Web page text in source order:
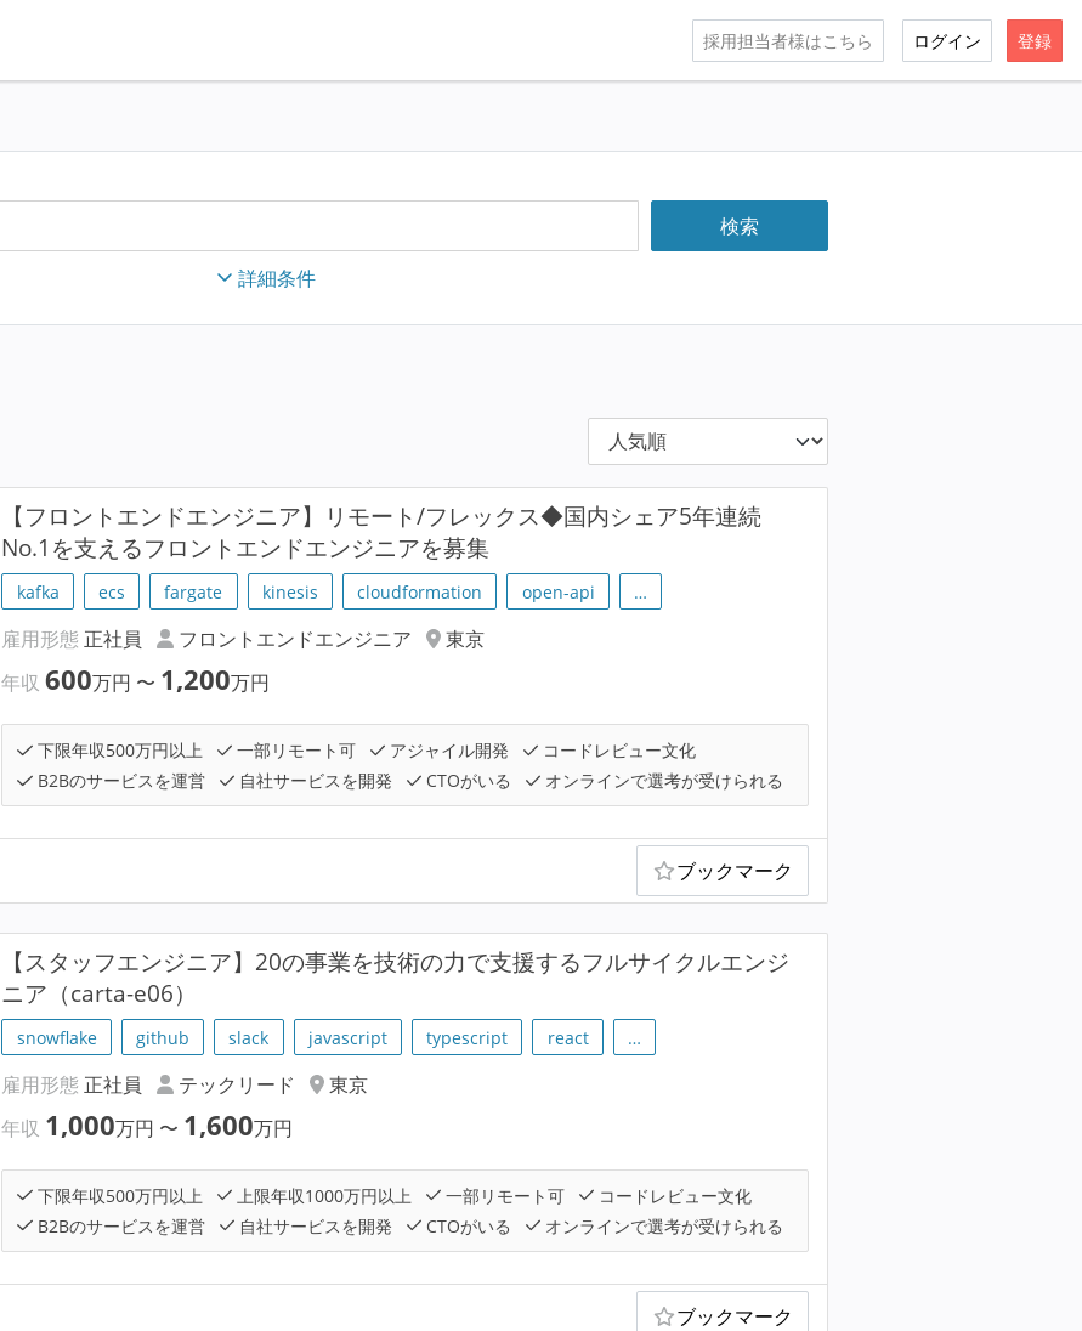
採用担当者様はこちら ログイン 登録
詳細条件
【フロントエンドエンジニア】リモート/フレックス◆国内シェア5年連続
No.1を支えるフロントエンドエンジニアを募集
kafka ecs fargate kinesis cloudformation open-api …
雇用形態 正社員 フロントエンドエンジニア
東京
年収600万円 〜 1,200万円
下限年収500万円以上 一部リモート可 アジャイル開発
コードレビュー文化
B2Bのサービスを運営
自社サービスを開発 CTOがいる オンラインで選考が受けられる
ブックマーク
【スタッフエンジニア】20の事業を技術の力で支援するフルサイクルエンジ
ニア（carta-e06）
snowflake github slack javascript typescript react …
雇用形態 正社員 テックリード
東京
年収 1,000万円 〜 1,600万円
下限年収500万円以上 上限年収1000万円以上 一部リモート可
コードレビュー文化
B2Bのサービスを運営
自社サービスを開発 CTOがいる オンラインで選考が受けられる
ブックマーク